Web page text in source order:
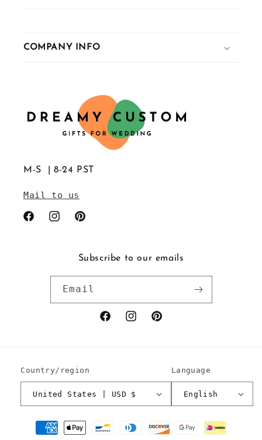
COMPANY INFO
M-S | 8-24 PST
Mail to us
FacebookInstagramPinterest
Subscribe to our emails
Email
FacebookInstagramPinterest
Country/region
United States | USD $
Language
English
Payment
methods